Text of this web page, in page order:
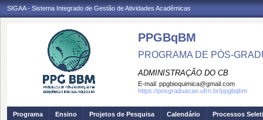
SIGAA - Sistema Integrado de Gestão de Atividades Acadêmicas
PPGBqBM
PROGRAMA DE PÓS-
ADMINISTRAÇÃO DO CB
E-mail: ppgbioquimica@gmail.com
https://posgraduacao.ufrn.br/ppgbqbm
Programa Ensino Projetos de Pesquisa Calendário Processos